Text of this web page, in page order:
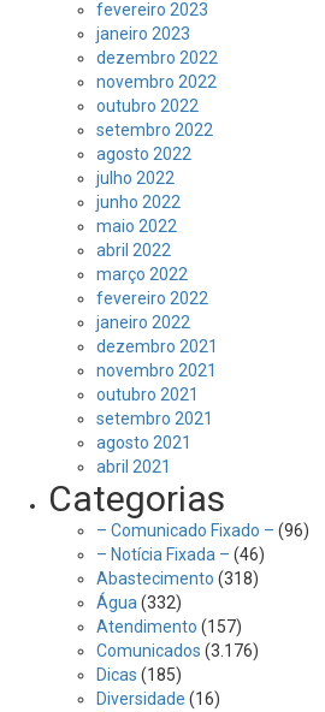
fevereiro 2023
janeiro 2023
dezembro 2022
novembro 2022
outubro 2022
setembro 2022
agosto 2022
julho 2022
junho 2022
maio 2022
abril 2022
março 2022
fevereiro 2022
janeiro 2022
dezembro 2021
novembro 2021
outubro 2021
setembro 2021
agosto 2021
abril 2021
Categorias
– Comunicado Fixado – (96)
– Notícia Fixada – (46)
Abastecimento (318)
Água (332)
Atendimento (157)
Comunicados (3.176)
Dicas (185)
Diversidade (16)